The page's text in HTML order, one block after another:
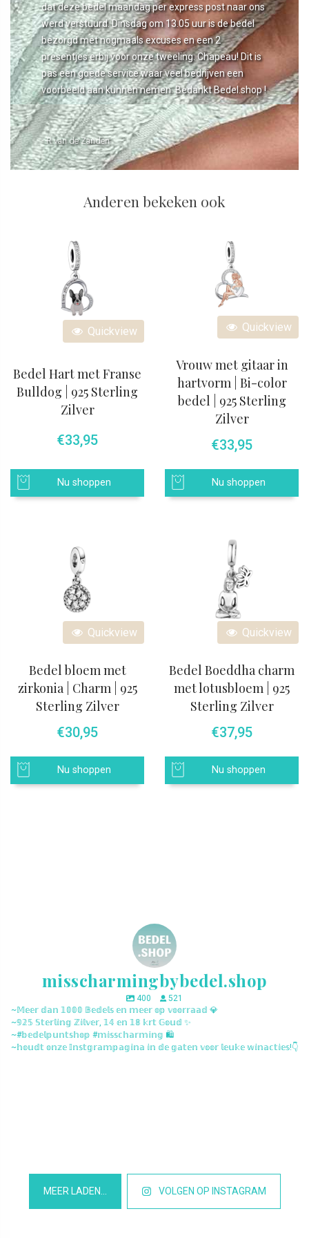
dat deze bedel maandag per express post naar ons
werd verstuurd. Dinsdag om 13.05 uur is de bedel
bezorgd met nogmaals excuses en een 2
presentjes erbij voor onze tweeling. Chapeau! Dit is
pas een goede service waar veel bedrijven een
voorbeeld aan kunnen nemen. Bedankt Bedel.shop !
- R van de Zanden
Anderen bekeken ook
Quickview
Bedel Hart met Franse
Bulldog | 925 Sterling
Zilver
€33,95
Nu shoppen
Quickview
Vrouw met gitaar in
hartvorm | Bi-color
bedel | 925 Sterling
Zilver
€33,95
Nu shoppen
Quickview
Bedel bloem met
zirkonia | Charm | 925
Sterling Zilver
€30,95
Nu shoppen
Quickview
Bedel Boeddha charm
met lotusbloem | 925
Sterling Zilver
€37,95
Nu shoppen
misscharmingbybedel.shop
400
521
~𝕄𝕖𝕖𝕣 𝕕𝕒𝕟 𝟙𝟘𝟘𝟘 𝔹𝕖𝕕𝕖𝕝𝕤 𝕖𝕟 𝕞𝕖𝕖𝕣 𝕠𝕡 𝕧𝕠𝕠𝕣𝕣𝕒𝕒𝕕 💎
~𝟡𝟚𝟝 𝕊𝕥𝕖𝕣𝕝𝕚𝕟𝕘 ℤ𝕚𝕝𝕧𝕖𝕣, 𝟙𝟜 𝕖𝕟 𝟙𝟠 𝕜𝕣𝕥 𝔾𝕠𝕦𝕕 ✨
~#𝕓𝕖𝕕𝕖𝕝𝕡𝕦𝕟𝕥𝕤𝕙𝕠𝕡 #𝕞𝕚𝕤𝕤𝕔𝕙𝕒𝕣𝕞𝕚𝕟𝕘 🛍️
~𝕙𝕠𝕦𝕕𝕥 𝕠𝕟𝕫𝕖 𝕀𝕟𝕤𝕥𝕘𝕣𝕒𝕞𝕡𝕒𝕘𝕚𝕟𝕒 𝕚𝕟 𝕕𝕖 𝕘𝕒𝕥𝕖𝕟 𝕧𝕠𝕠𝕣 𝕝𝕖𝕦𝕜𝕖 𝕨𝕚𝕟𝕒𝕔𝕥𝕚𝕖𝕤!👇
MEER LADEN… VOLGEN OP INSTAGRAM